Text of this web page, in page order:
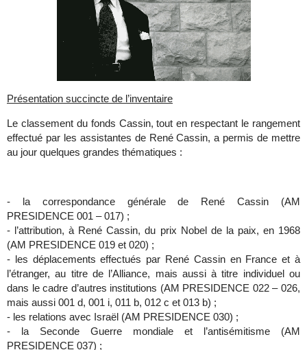
Présentation succincte de l’inventaire
Le classement du fonds Cassin, tout en respectant le rangement
effectué par les assistantes de René Cassin, a permis de mettre
au jour quelques grandes thématiques :
- la correspondance générale de René Cassin (AM
PRESIDENCE 001 – 017) ;
- l’attribution, à René Cassin, du prix Nobel de la paix, en 1968
(AM PRESIDENCE 019 et 020) ;
- les déplacements effectués par René Cassin en France et à
l’étranger, au titre de l’Alliance, mais aussi à titre individuel ou
dans le cadre d’autres institutions (AM PRESIDENCE 022 – 026,
mais aussi 001 d, 001 i, 011 b, 012 c et 013 b) ;
- les relations avec Israël (AM PRESIDENCE 030) ;
- la Seconde Guerre mondiale et l’antisémitisme (AM
PRESIDENCE 037) ;